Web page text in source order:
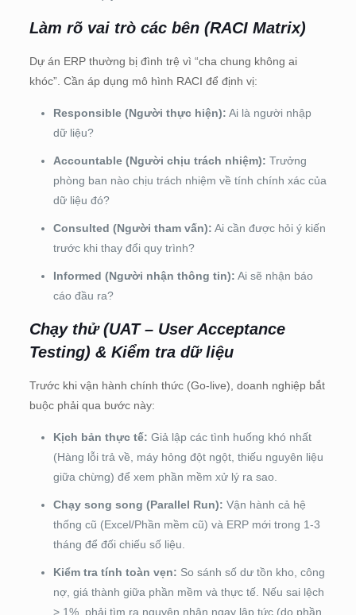
Làm rõ vai trò các bên (RACI Matrix)
Dự án ERP thường bị đình trệ vì “cha chung không ai
khóc”. Cần áp dụng mô hình RACI để định vị:
Responsible (Người thực hiện): Ai là người nhập
dữ liệu?
Accountable (Người chịu trách nhiệm): Trưởng
phòng ban nào chịu trách nhiệm về tính chính xác của
dữ liệu đó?
Consulted (Người tham vấn): Ai cần được hỏi ý kiến
trước khi thay đổi quy trình?
Informed (Người nhận thông tin): Ai sẽ nhận báo
cáo đầu ra?
Chạy thử (UAT – User Acceptance
Testing) & Kiểm tra dữ liệu
Trước khi vận hành chính thức (Go-live), doanh nghiệp bắt
buộc phải qua bước này:
Kịch bản thực tế: Giả lập các tình huống khó nhất
(Hàng lỗi trả về, máy hỏng đột ngột, thiếu nguyên liệu
giữa chừng) để xem phần mềm xử lý ra sao.
Chạy song song (Parallel Run): Vận hành cả hệ
thống cũ (Excel/Phần mềm cũ) và ERP mới trong 1-3
tháng để đối chiếu số liệu.
Kiểm tra tính toàn vẹn: So sánh số dư tồn kho, công
nợ, giá thành giữa phần mềm và thực tế. Nếu sai lệch
> 1%, phải tìm ra nguyên nhân ngay lập tức (do phần